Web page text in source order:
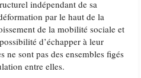
indépendant de sa
par le haut de la
de la mobilité sociale et
d’échapper à leur
ne sont pas des ensembles figés
entre elles.